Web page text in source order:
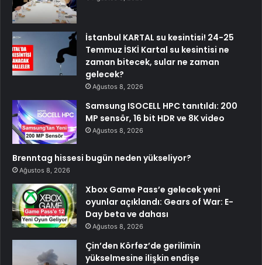
İstanbul KARTAL su kesintisi! 24-25
Temmuz İSKİ Kartal su kesintisi ne
zaman bitecek, sular ne zaman
gelecek?
Ağustos 8, 2026
Samsung ISOCELL HPC tanıtıldı: 200
MP sensör, 16 bit HDR ve 8K video
Ağustos 8, 2026
Brenntag hissesi bugün neden yükseliyor?
Ağustos 8, 2026
Xbox Game Pass’e gelecek yeni
oyunlar açıklandı: Gears of War: E-
Day beta ve dahası
Ağustos 8, 2026
Çin’den Körfez’de gerilimin
yükselmesine ilişkin endişe